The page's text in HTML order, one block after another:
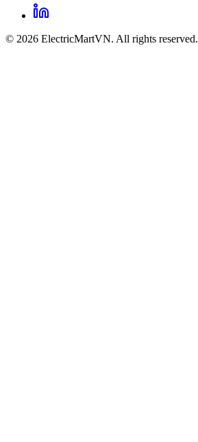
© 2026 ElectricMartVN. All rights reserved.